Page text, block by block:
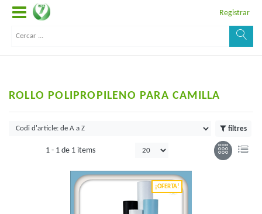
Registrar
ROLLO POLIPROPILENO PARA CAMILLA
filtres
1 - 1 de 1 items
¡OFERTA!